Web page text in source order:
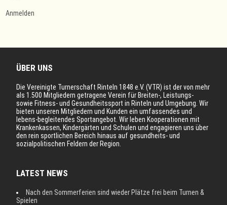
Anmelden
ÜBER UNS
Die Vereinigte Turnerschaft Rinteln 1848 e.V. (VTR) ist der von mehr
als 1.500 Mitgliedern getragene Verein für Breiten-, Leistungs-
sowie Fitness- und Gesundheitssport in Rinteln und Umgebung. Wir
bieten unseren Mitgliedern und Kunden ein umfassendes und
lebens-begleitendes Sportangebot. Wir leben Kooperationen mit
Krankenkassen, Kindergärten und Schulen und engagieren uns über
den rein sportlichen Bereich hinaus auf gesundheits- und
sozialpolitischen Feldern der Region.
LATEST NEWS
Nach den Sommerferien sind wieder Plätze frei beim Turnen &
Spielen